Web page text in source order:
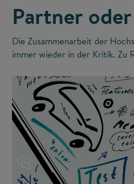
Partner
Die Zusammenarbeit der
immer wieder in der Kritik. Zu